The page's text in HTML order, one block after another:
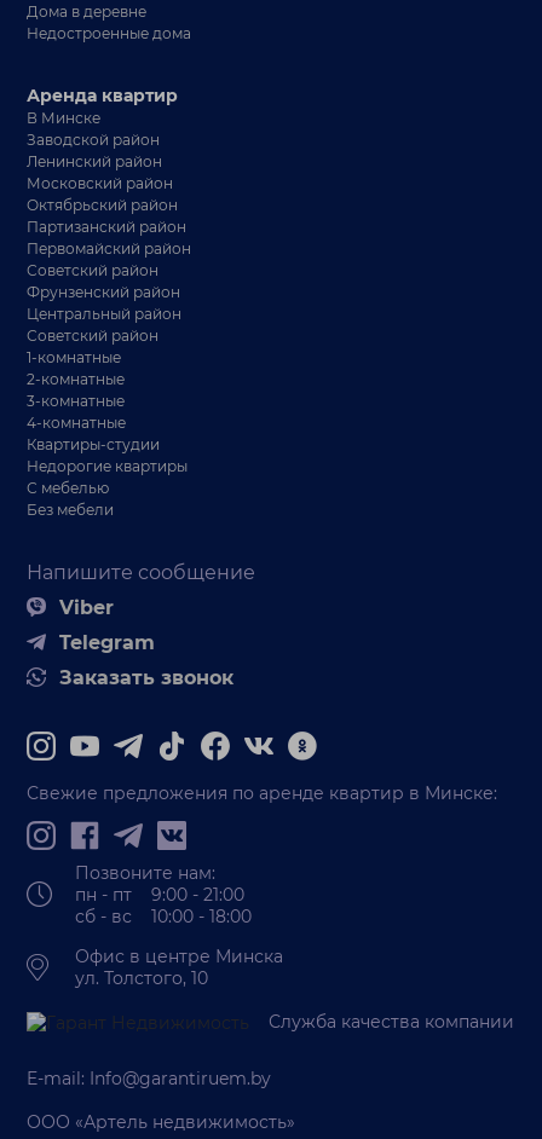
Дома в деревне
Недостроенные дома
Напишите сообщение
Viber
Telegram
Заказать звонок
Аренда квартир
В Минске
Заводской район
Ленинский район
Московский район
Октябрьский район
Партизанский район
Первомайский район
Советский район
Фрунзенский район
Центральный район
Советский район
1-комнатные
2-комнатные
3-комнатные
4-комнатные
Квартиры-студии
Недорогие квартиры
С мебелью
Без мебели
Свежие предложения по аренде квартир в Минске:
Позвоните нам:
пн - пт 9:00 - 21:00
сб - вс 10:00 - 18:00
Офис в центре Минска
ул. Толстого, 10
Служба качества компании
E-mail: Info@garantiruem.by
ООО «Артель недвижимость»